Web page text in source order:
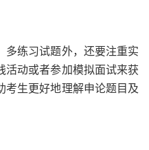
多练习试题外，还要注重实
活动或者参加模拟面试来获
考生更好地理解申论题目及